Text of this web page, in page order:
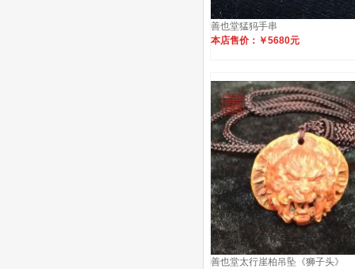
善也堂猛犸手串
本店售价：￥5680元
善也堂太行崖柏吊坠《狮子头》